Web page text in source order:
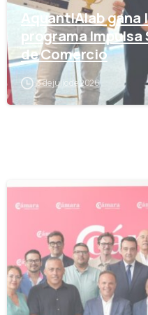
AquantIAlab gana
programa Impulsa
de Comercio
3 de julio de 2026